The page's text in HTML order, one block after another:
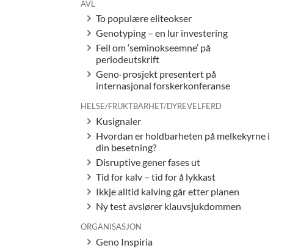
AVL
To populære eliteokser
Genotyping – en lur investering
Feil om ‘seminokseemne’ på
periodeutskrift
Geno-prosjekt presentert på
internasjonal forskerkonferanse
HELSE/FRUKTBARHET/DYREVELFERD
Kusignaler
Hvordan er holdbarheten på melkekyrne i
din besetning?
Disruptive gener fases ut
Tid for kalv – tid for å lykkast
Ikkje alltid kalving går etter planen
Ny test avslører klauvsjukdommen
ORGANISASJON
Geno Inspiria